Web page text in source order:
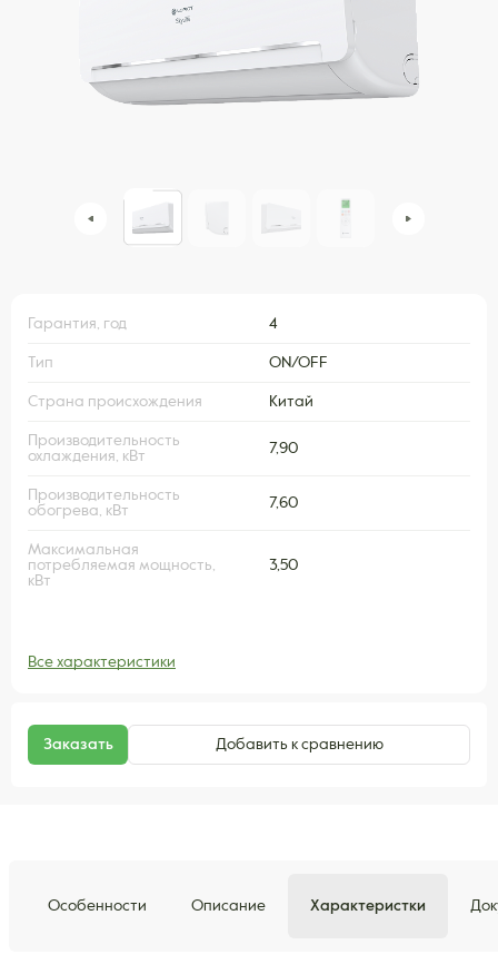
Гарантия, год 4
Тип ON/OFF
Страна происхождения Китай
Производительность
охлаждения, кВт
7,90
Производительность
обогрева, кВт
7,60
Максимальная
потребляемая мощность,
кВт
3,50
Все характеристики
Заказать Добавить к сравнению
Особенности Описание Характеристки